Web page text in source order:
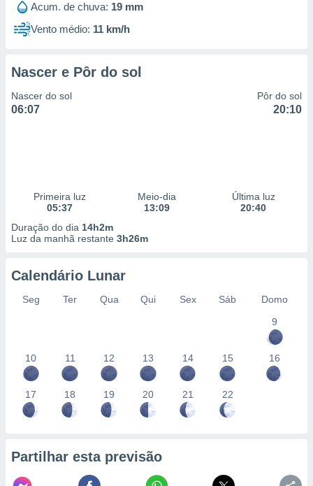
Acum. de chuva: 19 mm
Vento médio: 11 km/h
Nascer e Pôr do sol
Nascer do sol
06:07
Pôr do sol
20:10
Primeira luz
05:37
Meio-dia
13:09
Última luz
20:40
Duração do dia 14h2m
Luz da manhã restante 3h26m
Calendário Lunar
Seg Ter Qua Qui Sex Sáb
Domo
9
10 11 12 13 14 15 16
17 18 19 20 21 22
Partilhar esta previsão